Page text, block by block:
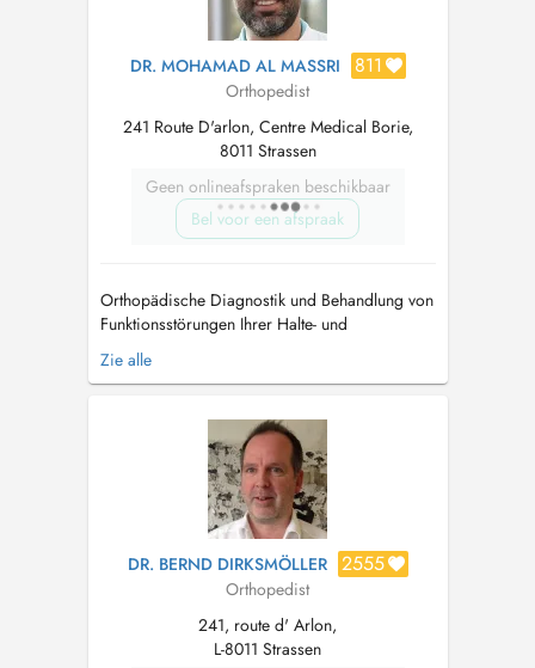
DR. MOHAMAD AL MASSRI 811
Orthopedist
241 Route D'arlon, Centre Medical Borie,
8011 Strassen
Geen onlineafspraken beschikbaar
Bel voor een afspraak
Orthopädische Diagnostik und Behandlung von
Funktionsstörungen Ihrer Halte- und
Bewegungsorgane. Schwerpunkt Wirbelsäule
Diagnostik, Beratung und Behandlung
Wirbelsäulenabschnitte. Die Praxis befindet
sich in Strassen, im medizinischen Zentrum
Borie-241. hinter dem Pa...
Zie alle
DR. BERND DIRKSMÖLLER 2555
Orthopedist
241, route d' Arlon,
L-8011 Strassen